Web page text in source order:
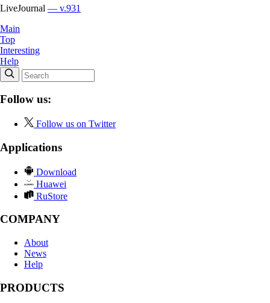
LiveJournal — v.931
Main
Top
Interesting
Help
Follow us:
Follow us on Twitter
Applications
Download
Huawei
RuStore
COMPANY
About
News
Help
PRODUCTS